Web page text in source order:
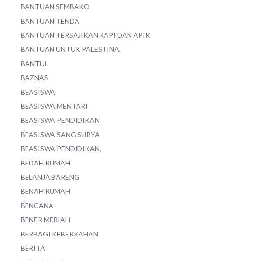
BANTUAN SEMBAKO
BANTUAN TENDA
BANTUAN TERSAJIKAN RAPI DAN APIK
BANTUAN UNTUK PALESTINA,
BANTUL
BAZNAS
BEASISWA
BEASISWA MENTARI
BEASISWA PENDIDIKAN
BEASISWA SANG SURYA
BEASISWA PENDIDIKAN,
BEDAH RUMAH
BELANJA BARENG
BENAH RUMAH
BENCANA
BENER MERIAH
BERBAGI KEBERKAHAN
BERITA